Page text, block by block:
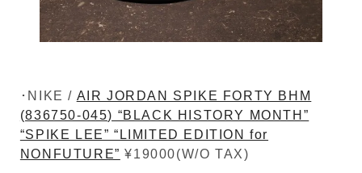
･NIKE / AIR JORDAN SPIKE FORTY BHM
(836750-045) “BLACK HISTORY MONTH”
“SPIKE LEE” “LIMITED EDITION for
NONFUTURE” ¥19000(W/O TAX)